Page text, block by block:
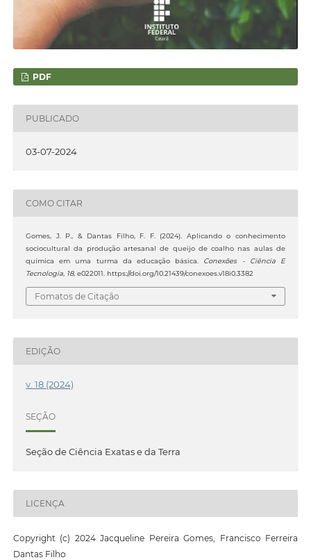
PDF
PUBLICADO
03-07-2024
COMO CITAR
Gomes, J. P., & Dantas Filho, F. F. (2024). Aplicando o conhecimento
sociocultural da produção artesanal de queijo de coalho nas aulas de
química em uma turma da educação básica. Conexões - Ciência E
Tecnologia, 18, e022011. https://doi.org/10.21439/conexoes.v18i0.3382
Fomatos de Citação
EDIÇÃO
v. 18 (2024)
SEÇÃO
Seção de Ciência Exatas e da Terra
LICENÇA
Copyright (c) 2024 Jacqueline Pereira Gomes, Francisco Ferreira
Dantas Filho